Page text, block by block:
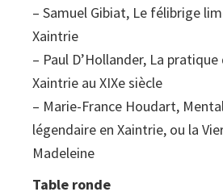
– Samuel Gibiat, Le félibrige
Xaintrie
– Paul D’Hollander, La
Xaintrie au XIXe siècle
– Marie-France Houdart,
légendaire en Xaintrie, ou la
Madeleine
Table ronde